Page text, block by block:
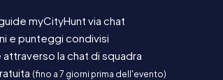
myCityHunt via chat
e punteggi condivisi
la chat di squadra
(fino a 7 giorni prima dell'evento)